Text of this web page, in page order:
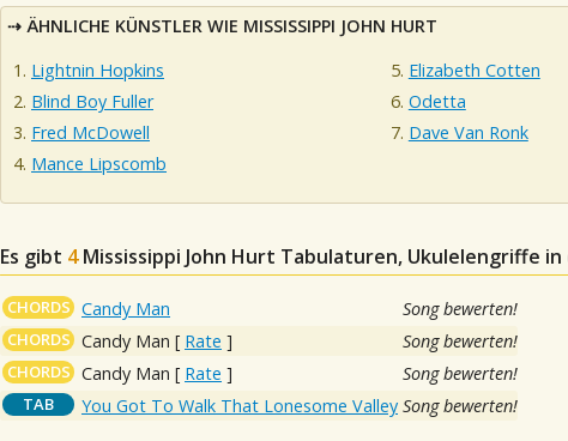
ÄHNLICHE KÜNSTLER WIE MISSISSIPPI JOHN HURT
Lightnin Hopkins
Blind Boy Fuller
Fred McDowell
Mance Lipscomb
Elizabeth Cotten
Odetta
Dave Van Ronk
Es gibt 4 Mississippi John Hurt Tabulaturen, Ukulelengriffe
CHORDS Candy Man Song bewerten!
CHORDS Candy Man [ Rate ] Song bewerten!
CHORDS Candy Man [ Rate ] Song bewerten!
TAB You Got To Walk That Lonesome Valley Song bewerten!